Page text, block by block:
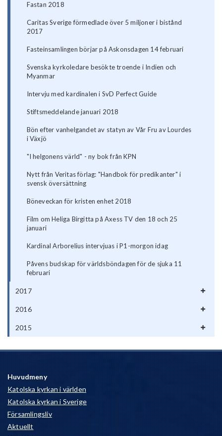
Fastan 2018
Caritas Sverige förmedlade över 5 miljoner i bistånd
2017
Fasteinsamlingen börjar på Askonsdagen 14 februari
Svenska kyrkoledare besökte troende i Indien och
Myanmar
Intervju med kardinalen i SvD Perfect Guide
Stiftsmeddelande januari 2018
Bön efter vanhelgandet av statyn av Vår Fru av Lourdes
i Växjö
"I helgonens värld" - ny bok från KPN
Nytt från Veritas förlag: "Handbok för predikanter" i
svensk översättning
Böneveckan för kristen enhet 2018
Film om Heliga Birgitta på Axess TV den 18 och 25
januari
Kardinal Arborelius intervjuas i P1-morgon idag
Påvens budskap för världsböndagen för de sjuka 11
februari
2017
2016
2015
Huvudmeny
Katolska kyrkan i världen
Katolska kyrkan i Sverige
Församlingsliv
Aktuellt